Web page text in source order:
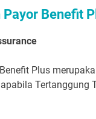
Benefit
Plus